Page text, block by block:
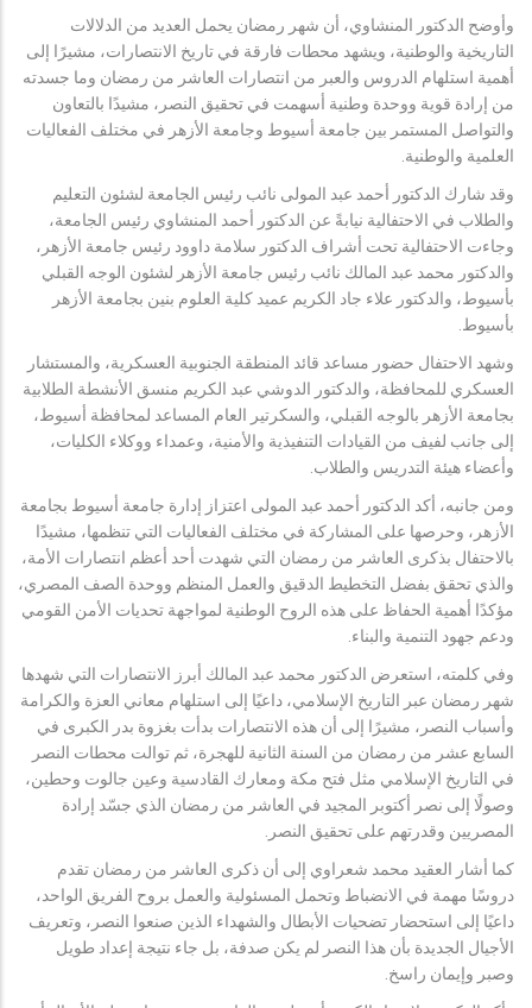
وأوضح الدكتور المنشاوي، أن شهر رمضان يحمل العديد من الدلالات
التاريخية والوطنية، ويشهد محطات فارقة في تاريخ الانتصارات، مشيرًا إلى
أهمية استلهام الدروس والعبر من انتصارات العاشر من رمضان وما جسدته
من إرادة قوية ووحدة وطنية أسهمت في تحقيق النصر، مشيدًا بالتعاون
والتواصل المستمر بين جامعة أسيوط وجامعة الأزهر في مختلف الفعاليات
العلمية والوطنية.
وقد شارك الدكتور أحمد عبد المولى نائب رئيس الجامعة لشئون التعليم
والطلاب في الاحتفالية نيابةً عن الدكتور أحمد المنشاوي رئيس الجامعة،
وجاءت الاحتفالية تحت أشراف الدكتور سلامة داوود رئيس جامعة الأزهر،
والدكتور محمد عبد المالك نائب رئيس جامعة الأزهر لشئون الوجه القبلي
بأسيوط، والدكتور علاء جاد الكريم عميد كلية العلوم بنين بجامعة الأزهر
بأسيوط.
وشهد الاحتفال حضور مساعد قائد المنطقة الجنوبية العسكرية، والمستشار
العسكري للمحافظة، والدكتور الدوشي عبد الكريم منسق الأنشطة الطلابية
بجامعة الأزهر بالوجه القبلي، والسكرتير العام المساعد لمحافظة أسيوط،
إلى جانب لفيف من القيادات التنفيذية والأمنية، وعمداء ووكلاء الكليات،
وأعضاء هيئة التدريس والطلاب.
ومن جانبه، أكد الدكتور أحمد عبد المولى اعتزاز إدارة جامعة أسيوط بجامعة
الأزهر، وحرصها على المشاركة في مختلف الفعاليات التي تنظمها، مشيدًا
بالاحتفال بذكرى العاشر من رمضان التي شهدت أحد أعظم انتصارات الأمة،
والذي تحقق بفضل التخطيط الدقيق والعمل المنظم ووحدة الصف المصري،
مؤكدًا أهمية الحفاظ على هذه الروح الوطنية لمواجهة تحديات الأمن القومي
ودعم جهود التنمية والبناء.
وفي كلمته، استعرض الدكتور محمد عبد المالك أبرز الانتصارات التي شهدها
شهر رمضان عبر التاريخ الإسلامي، داعيًا إلى استلهام معاني العزة والكرامة
وأسباب النصر، مشيرًا إلى أن هذه الانتصارات بدأت بغزوة بدر الكبرى في
السابع عشر من رمضان من السنة الثانية للهجرة، ثم توالت محطات النصر
في التاريخ الإسلامي مثل فتح مكة ومعارك القادسية وعين جالوت وحطين،
وصولًا إلى نصر أكتوبر المجيد في العاشر من رمضان الذي جسّد إرادة
المصريين وقدرتهم على تحقيق النصر.
كما أشار العقيد محمد شعراوي إلى أن ذكرى العاشر من رمضان تقدم
دروسًا مهمة في الانضباط وتحمل المسئولية والعمل بروح الفريق الواحد،
داعيًا إلى استحضار تضحيات الأبطال والشهداء الذين صنعوا النصر، وتعريف
الأجيال الجديدة بأن هذا النصر لم يكن صدفة، بل جاء نتيجة إعداد طويل
وصبر وإيمان راسخ.